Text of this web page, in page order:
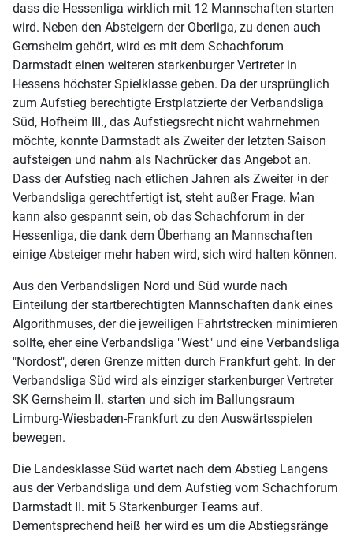
dass die Hessenliga wirklich mit 12 Mannschaften starten
wird. Neben den Absteigern der Oberliga, zu denen auch
Gernsheim gehört, wird es mit dem Schachforum
Darmstadt einen weiteren starkenburger Vertreter in
Hessens höchster Spielklasse geben. Da der ursprünglich
zum Aufstieg berechtigte Erstplatzierte der Verbandsliga
Süd, Hofheim III., das Aufstiegsrecht nicht wahrnehmen
möchte, konnte Darmstadt als Zweiter der letzten Saison
aufsteigen und nahm als Nachrücker das Angebot an.
Dass der Aufstieg nach etlichen Jahren als Zweiter in der
Verbandsliga gerechtfertigt ist, steht außer Frage. Man
kann also gespannt sein, ob das Schachforum in der
Hessenliga, die dank dem Überhang an Mannschaften
einige Absteiger mehr haben wird, sich wird halten können.
Aus den Verbandsligen Nord und Süd wurde nach
Einteilung der startberechtigten Mannschaften dank eines
Algorithmuses, der die jeweiligen Fahrtstrecken minimieren
sollte, eher eine Verbandsliga "West" und eine Verbandsliga
"Nordost", deren Grenze mitten durch Frankfurt geht. In der
Verbandsliga Süd wird als einziger starkenburger Vertreter
SK Gernsheim II. starten und sich im Ballungsraum
Limburg-Wiesbaden-Frankfurt zu den Auswärtsspielen
bewegen.
Die Landesklasse Süd wartet nach dem Abstieg Langens
aus der Verbandsliga und dem Aufstieg vom Schachforum
Darmstadt II. mit 5 Starkenburger Teams auf.
Dementsprechend heiß her wird es um die Abstiegsränge
♿